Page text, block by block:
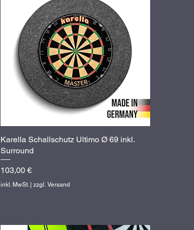
Schnellansicht
Karella Schallschutz Ultimo Ø 69 inkl.
Surround
Preis
103,00 €
inkl. MwSt. |zzgl. Versand